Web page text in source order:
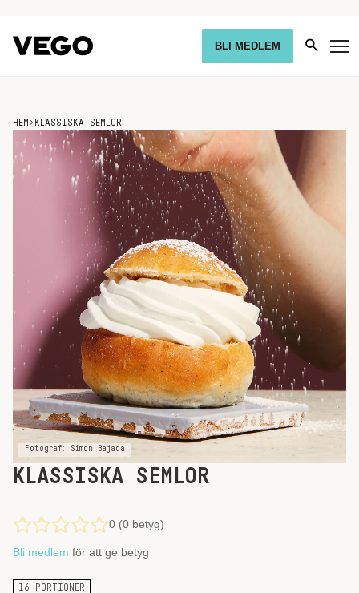
BLI MEDLEM
HEM › KLASSISKA SEMLOR
Fotograf: Simon Bajada
KLASSISKA SEMLOR
0 (0 betyg)
Bli medlem för att ge betyg
16 PORTIONER